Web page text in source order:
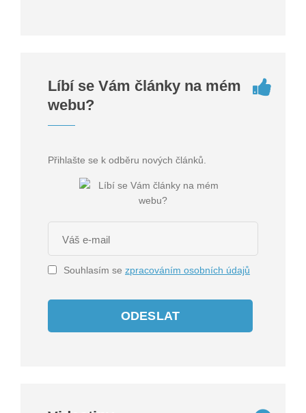
Líbí se Vám články na mém
webu?
Přihlašte se k odběru nových článků.
Souhlasím se zpracováním osobních údajů
ODESLAT